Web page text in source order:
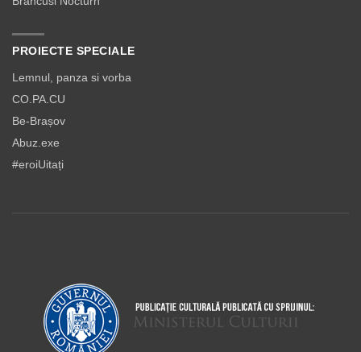
PROIECTE SPECIALE
Lemnul, panza si vorba
CO.PA.CU
Be-Brașov
Abuz.exe
#eroiUitați